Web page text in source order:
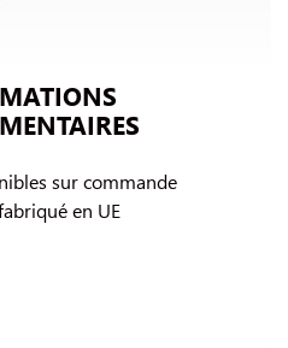
sur commande
en UE